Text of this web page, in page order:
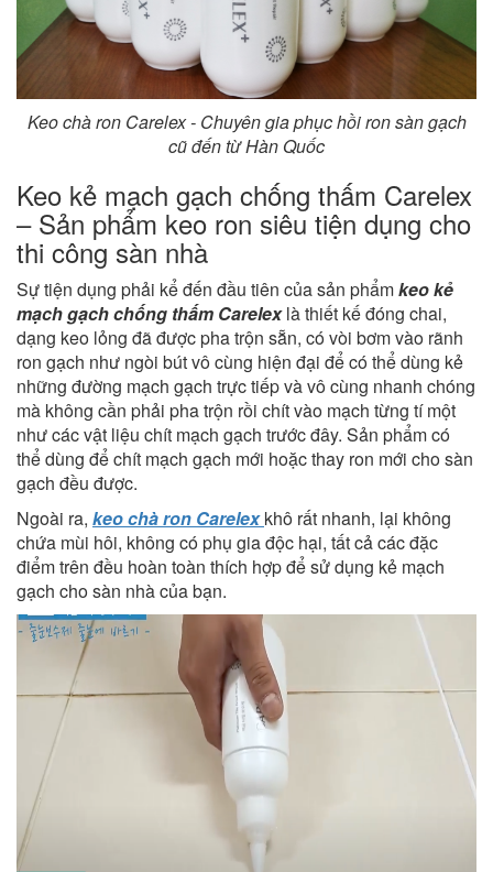
Keo chà ron Carelex - Chuyên gia phục hồi ron sàn gạch
cũ đến từ Hàn Quốc
Keo kẻ mạch gạch chống thấm Carelex
– Sản phẩm keo ron siêu tiện dụng cho
thi công sàn nhà
Sự tiện dụng phải kể đến đầu tiên của sản phẩmkeo kẻ
mạch gạch chống thấm Carelexlà thiết kế đóng chai,
dạng keo lỏng đã được pha trộn sẵn, có vòi bơm vào rãnh
ron gạch như ngòi bút vô cùng hiện đại để có thể dùng kẻ
những đường mạch gạch trực tiếp và vô cùng nhanh chóng
mà không cần phải pha trộn rồi chít vào mạch từng tí một
như các vật liệu chít mạch gạch trước đây. Sản phẩm có
thể dùng để chít mạch gạch mới hoặc thay ron mới cho sàn
gạch đều được.
Ngoài ra, keo chà ron Carelex khô rất nhanh, lại không
chứa mùi hôi, không có phụ gia độc hại, tất cả các đặc
điểm trên đều hoàn toàn thích hợp để sử dụng kẻ mạch
gạch cho sàn nhà của bạn.